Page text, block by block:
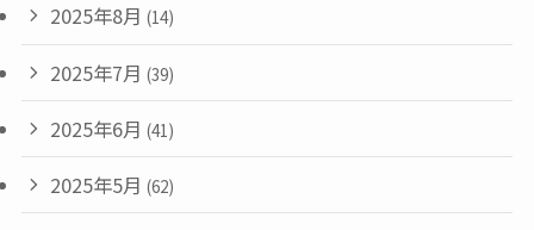
2025年8月 (14)
2025年7月 (39)
2025年6月 (41)
2025年5月 (62)